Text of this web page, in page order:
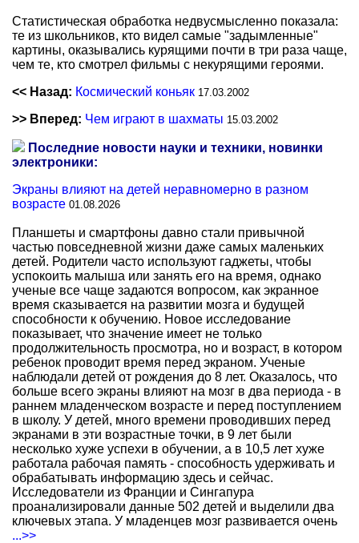
Статистическая обработка недвусмысленно показала:
те из школьников, кто видел самые "задымленные"
картины, оказывались курящими почти в три раза чаще,
чем те, кто смотрел фильмы с некурящими героями.
<< Назад: Космический коньяк 17.03.2002
>> Вперед: Чем играют в шахматы 15.03.2002
Последние новости науки и техники, новинки
электроники:
Экраны влияют на детей неравномерно в разном
возрасте 01.08.2026
Планшеты и смартфоны давно стали привычной
частью повседневной жизни даже самых маленьких
детей. Родители часто используют гаджеты, чтобы
успокоить малыша или занять его на время, однако
ученые все чаще задаются вопросом, как экранное
время сказывается на развитии мозга и будущей
способности к обучению. Новое исследование
показывает, что значение имеет не только
продолжительность просмотра, но и возраст, в котором
ребенок проводит время перед экраном. Ученые
наблюдали детей от рождения до 8 лет. Оказалось, что
больше всего экраны влияют на мозг в два периода - в
раннем младенческом возрасте и перед поступлением
в школу. У детей, много времени проводивших перед
экранами в эти возрастные точки, в 9 лет были
несколько хуже успехи в обучении, а в 10,5 лет хуже
работала рабочая память - способность удерживать и
обрабатывать информацию здесь и сейчас.
Исследователи из Франции и Сингапура
проанализировали данные 502 детей и выделили два
ключевых этапа. У младенцев мозг развивается очень
...>>